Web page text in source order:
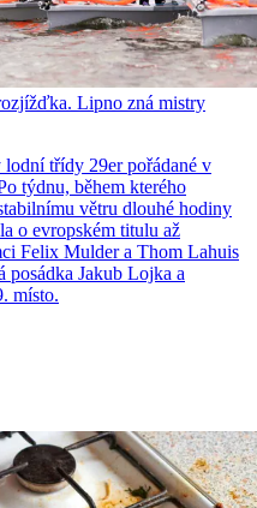
Lipno zná mistry
třídy 29er pořádané v
týdnu, během kterého
větru dlouhé hodiny
o evropském titulu až
Felix Mulder a Thom Lahuis
posádka Jakub Lojka a
místo.